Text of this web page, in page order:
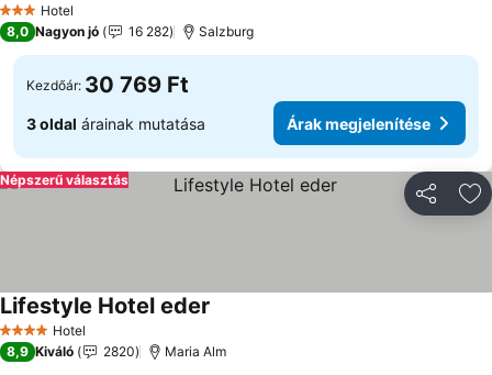
3 Kategória
Hotel
8,0 Nagyon jó 16 282 Salzburg
Kezdőár: 30 769 Ft
3 oldal árainak mutatása Árak megjelenítése
Népszerű választás
4 KategóriaHotel
Lifestyle Hotel eder
8,9 Kiváló 2820 Maria Alm